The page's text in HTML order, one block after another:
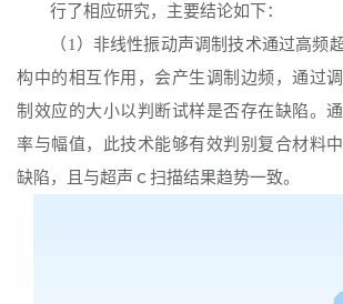
行了相应研究，主要结论如下：
（ 1）非线性振动声调制技术通过高频
构中的相互作用，会产生调制边频，通过
制效应的大小以判断试样是否存在缺陷。
率与幅值，此技术能够有效判别复合材料
缺陷，且与超声ｃ扫描结果趋势一致。